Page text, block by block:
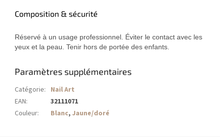
Composition & sécurité
Réservé à un usage professionnel. Éviter le contact avec les
yeux et la peau. Tenir hors de portée des enfants.
Paramètres supplémentaires
Catégorie: Nail Art
EAN:
32111071
Couleur: Blanc, Jaune/doré